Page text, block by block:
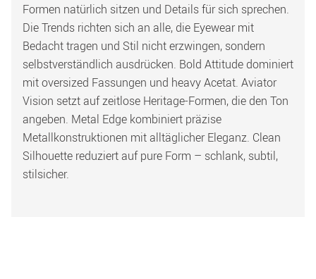
Formen natürlich sitzen und Details für sich sprechen.
Die Trends richten sich an alle, die Eyewear mit
Bedacht tragen und Stil nicht erzwingen, sondern
selbstverständlich ausdrücken. Bold Attitude dominiert
mit oversized Fassungen und heavy Acetat. Aviator
Vision setzt auf zeitlose Heritage-Formen, die den Ton
angeben. Metal Edge kombiniert präzise
Metallkonstruktionen mit alltäglicher Eleganz. Clean
Silhouette reduziert auf pure Form – schlank, subtil,
stilsicher.